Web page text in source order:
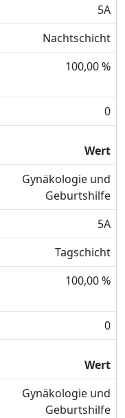
5A
Nachtschicht
100,00 %
0
Wert
Gynäkologie und
Geburtshilfe
5A
Tagschicht
100,00 %
0
Wert
Gynäkologie und
Geburtshilfe